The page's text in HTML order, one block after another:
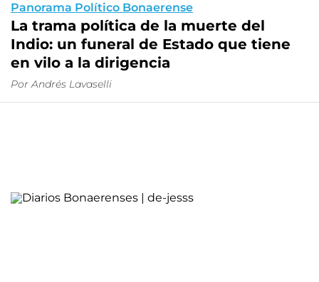
Panorama Político Bonaerense
La trama política de la muerte del
Indio: un funeral de Estado que tiene
en vilo a la dirigencia
Por Andrés Lavaselli